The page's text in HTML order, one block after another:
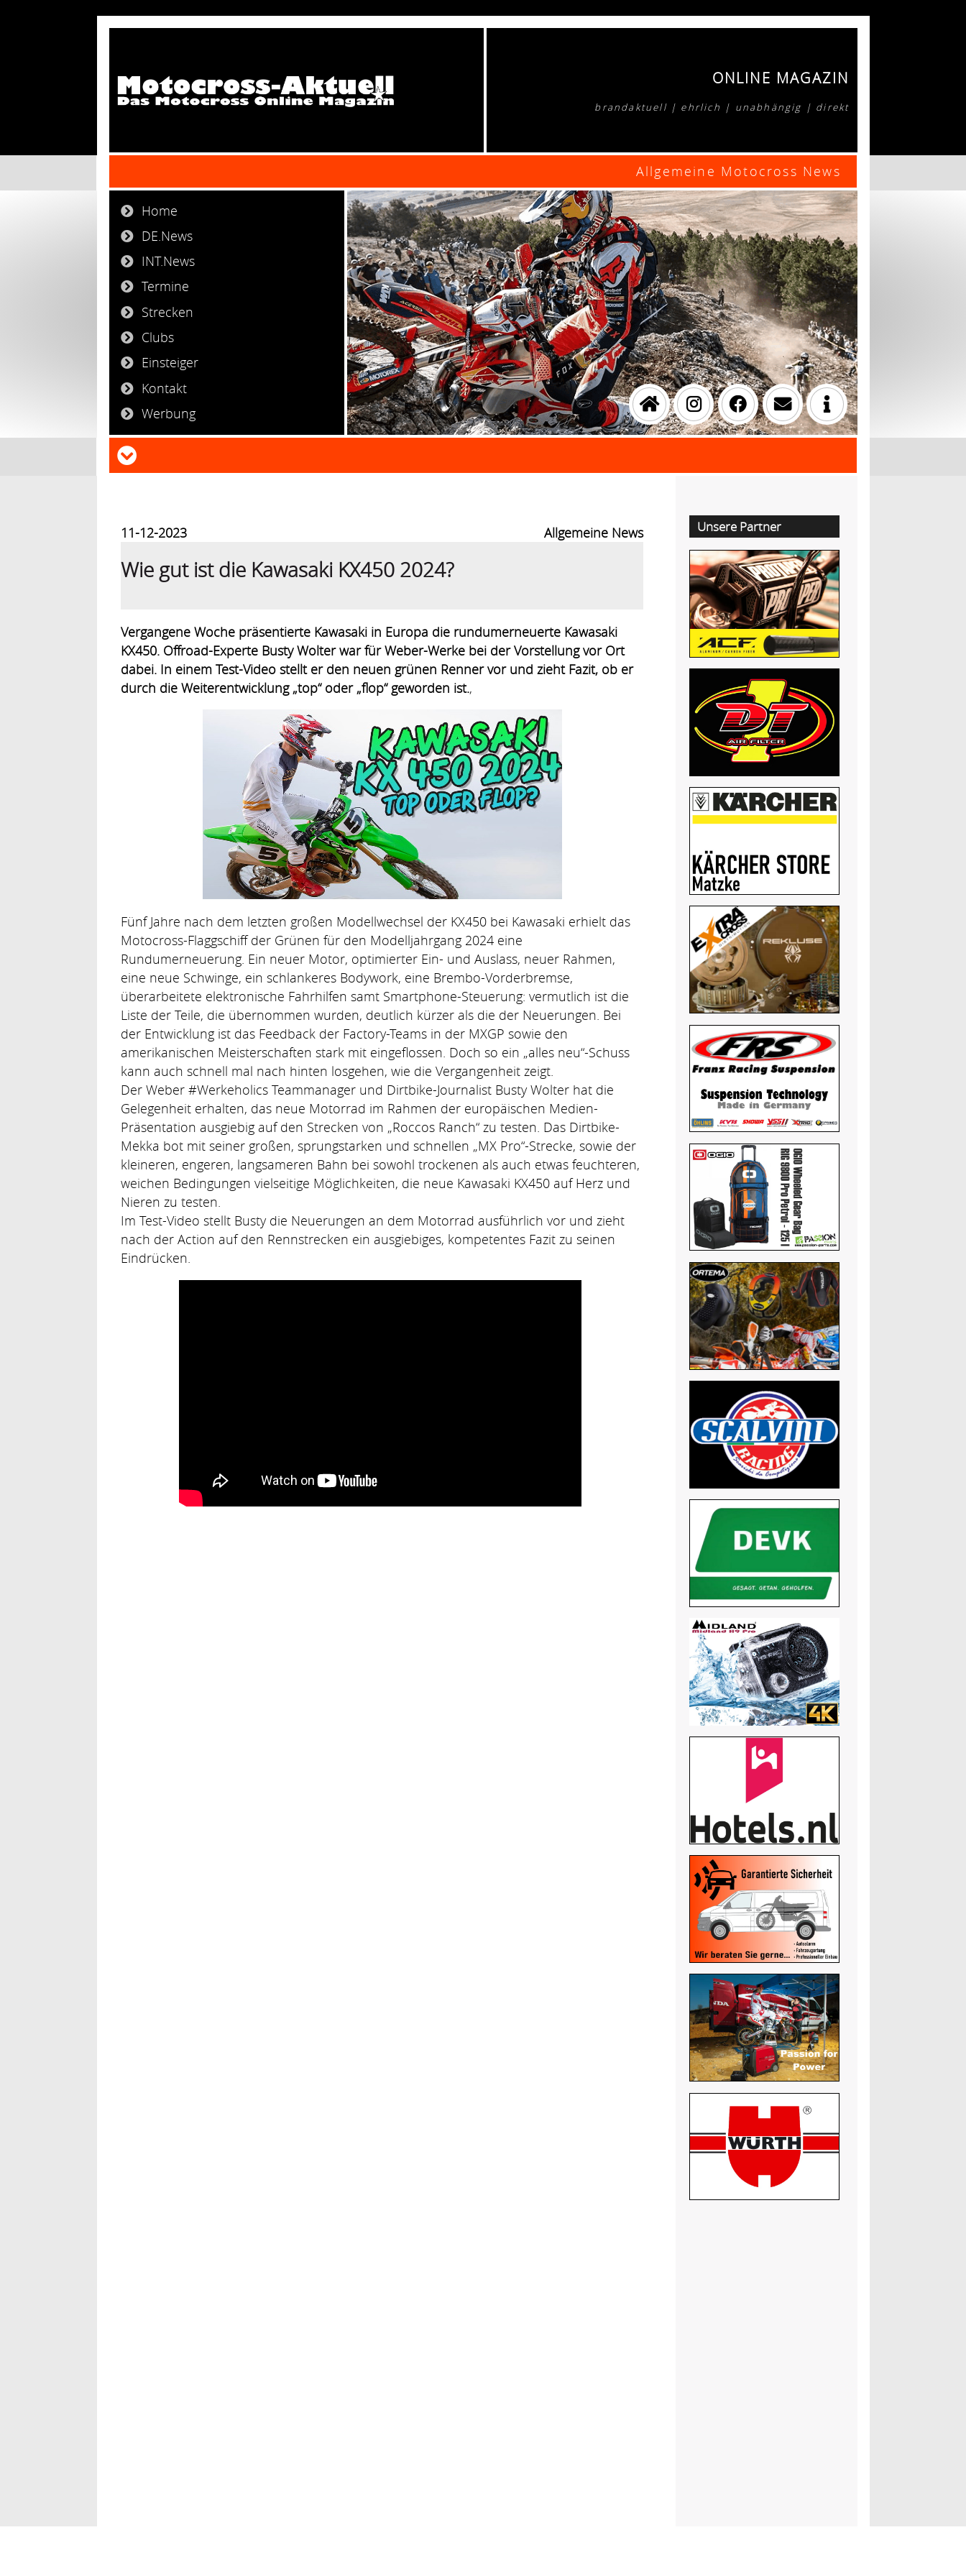
ONLINE MAGAZIN
brandaktuell | ehrlich | unabhängig | direkt
Allgemeine Motocross News
Home
DE.News
INT.News
Termine
Strecken
Clubs
Einsteiger
Kontakt
Werbung
11-12-2023 Allgemeine News
Wie gut ist die Kawasaki KX450 2024?
Vergangene Woche präsentierte Kawasaki in Europa die rundumerneuerte Kawasaki
KX450. Offroad-Experte Busty Wolter war für Weber-Werke bei der Vorstellung vor Ort
dabei. In einem Test-Video stellt er den neuen grünen Renner vor und zieht Fazit, ob er
durch die Weiterentwicklung „top“ oder „flop“ geworden ist.,
Fünf Jahre nach dem letzten großen Modellwechsel der KX450 bei Kawasaki erhielt das
Motocross-Flaggschiff der Grünen für den Modelljahrgang 2024 eine
Rundumerneuerung. Ein neuer Motor, optimierter Ein- und Auslass, neuer Rahmen,
eine neue Schwinge, ein schlankeres Bodywork, eine Brembo-Vorderbremse,
überarbeitete elektronische Fahrhilfen samt Smartphone-Steuerung: vermutlich ist die
Liste der Teile, die übernommen wurden, deutlich kürzer als die der Neuerungen. Bei
der Entwicklung ist das Feedback der Factory-Teams in der MXGP sowie den
amerikanischen Meisterschaften stark mit eingeflossen. Doch so ein „alles neu“-Schuss
kann auch schnell mal nach hinten losgehen, wie die Vergangenheit zeigt.
Der Weber #Werkeholics Teammanager und Dirtbike-Journalist Busty Wolter hat die
Gelegenheit erhalten, das neue Motorrad im Rahmen der europäischen Medien-
Präsentation ausgiebig auf den Strecken von „Roccos Ranch“ zu testen. Das Dirtbike-
Mekka bot mit seiner großen, sprungstarken und schnellen „MX Pro“-Strecke, sowie der
kleineren, engeren, langsameren Bahn bei sowohl trockenen als auch etwas feuchteren,
weichen Bedingungen vielseitige Möglichkeiten, die neue Kawasaki KX450 auf Herz und
Nieren zu testen.
Im Test-Video stellt Busty die Neuerungen an dem Motorrad ausführlich vor und zieht
nach der Action auf den Rennstrecken ein ausgiebiges, kompetentes Fazit zu seinen
Eindrücken.
Unsere Partner